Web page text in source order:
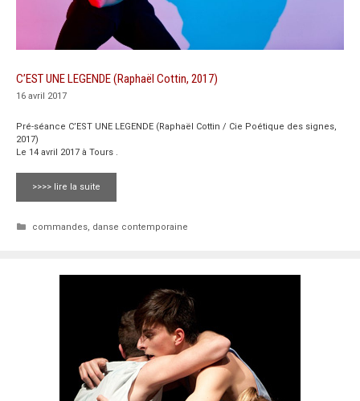
C’EST UNE LEGENDE (Raphaël Cottin, 2017)
16 avril 2017
Pré-séance C’EST UNE LEGENDE (Raphaël Cottin / Cie Poétique des signes,
2017)
Le 14 avril 2017 à Tours .
>>>> lire la suite
Catégories
commandes, danse contemporaine